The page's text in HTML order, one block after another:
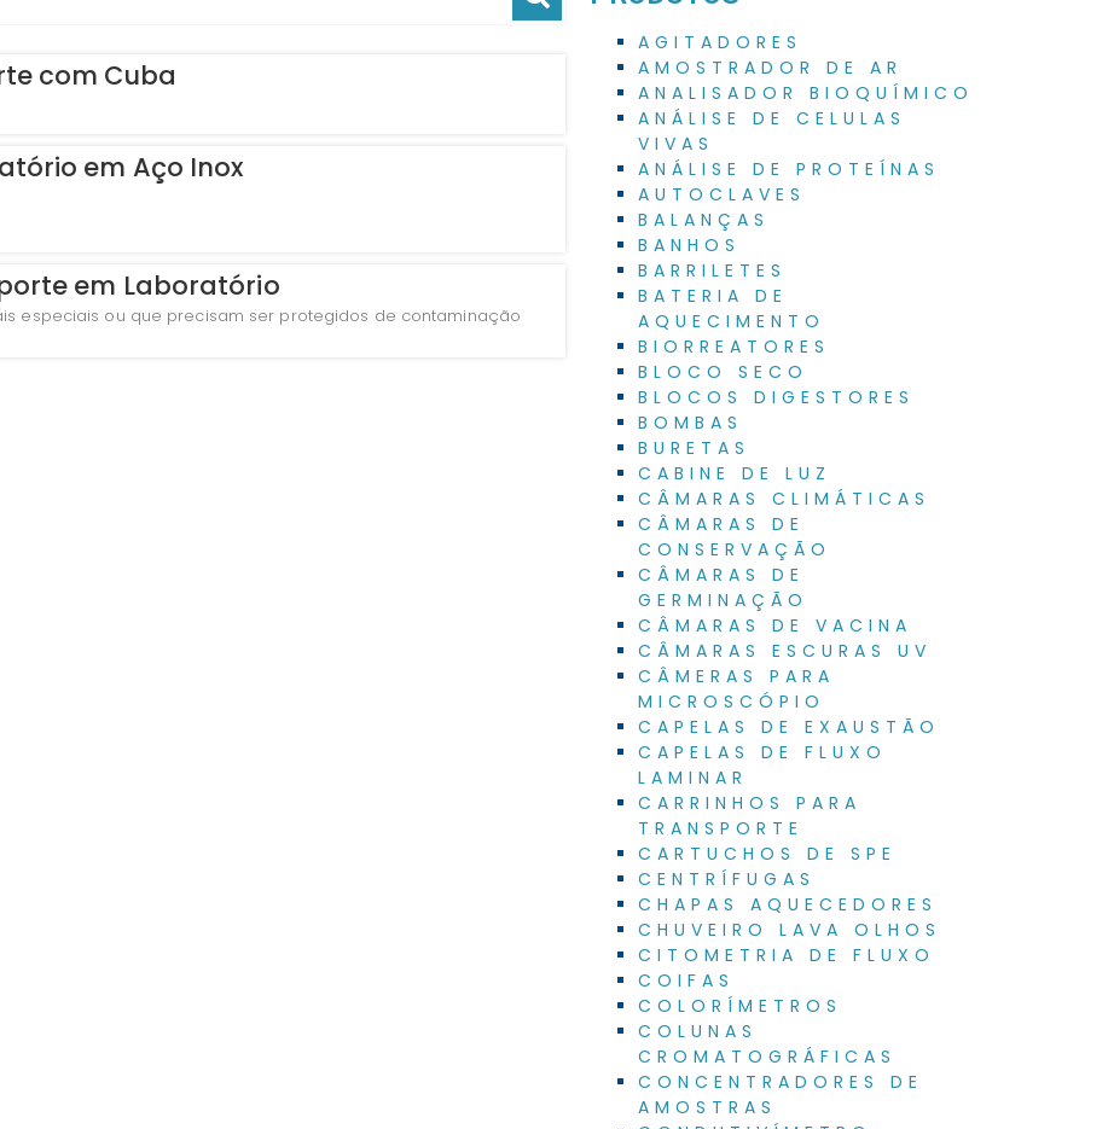
com Cuba
em Aço Inox
em Laboratório
especiais ou que precisam ser protegidos de contaminação
AGITADORES
AMOSTRADOR DE AR
ANALISADOR BIOQUÍMICO
ANÁLISE DE CELULAS
VIVAS
ANÁLISE DE PROTEÍNAS
AUTOCLAVES
BALANÇAS
BANHOS
BARRILETES
BATERIA DE
AQUECIMENTO
BIORREATORES
BLOCO SECO
BLOCOS DIGESTORES
BOMBAS
BURETAS
CABINE DE LUZ
CÂMARAS CLIMÁTICAS
CÂMARAS DE
CONSERVAÇÃO
CÂMARAS DE
GERMINAÇÃO
CÂMARAS DE VACINA
CÂMARAS ESCURAS UV
CÂMERAS PARA
MICROSCÓPIO
CAPELAS DE EXAUSTÃO
CAPELAS DE FLUXO
LAMINAR
CARRINHOS PARA
TRANSPORTE
CARTUCHOS DE SPE
CENTRÍFUGAS
CHAPAS AQUECEDORES
CHUVEIRO LAVA OLHOS
CITOMETRIA DE FLUXO
COIFAS
COLORÍMETROS
COLUNAS
CROMATOGRÁFICAS
CONCENTRADORES DE
AMOSTRAS